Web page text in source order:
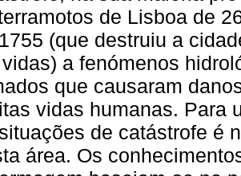
de Lisboa de
(que destruiu a
a fenómenos
que causaram
vidas humanas. Para
de catástrofe é
área. Os